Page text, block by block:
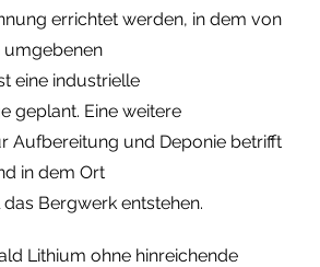
errichtet werden, in dem von
eine industrielle
geplant. Eine weitere
Aufbereitung und Deponie betrifft
in dem Ort
Bergwerk entstehen.
Lithium ohne hinreichende